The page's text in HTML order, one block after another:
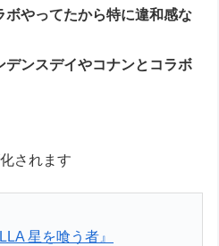
ボやってたから特に違和感な
デンスデイやコナンとコラボ
されます
星を喰う者』